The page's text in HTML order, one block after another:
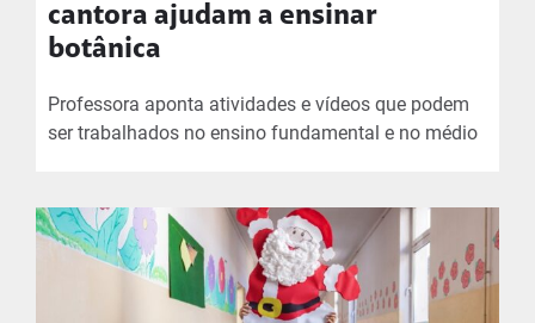
cantora ajudam a ensinar
botânica
Professora aponta atividades e vídeos que podem
ser trabalhados no ensino fundamental e no médio